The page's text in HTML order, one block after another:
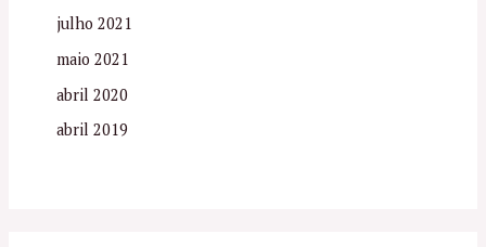
julho 2021
maio 2021
abril 2020
abril 2019